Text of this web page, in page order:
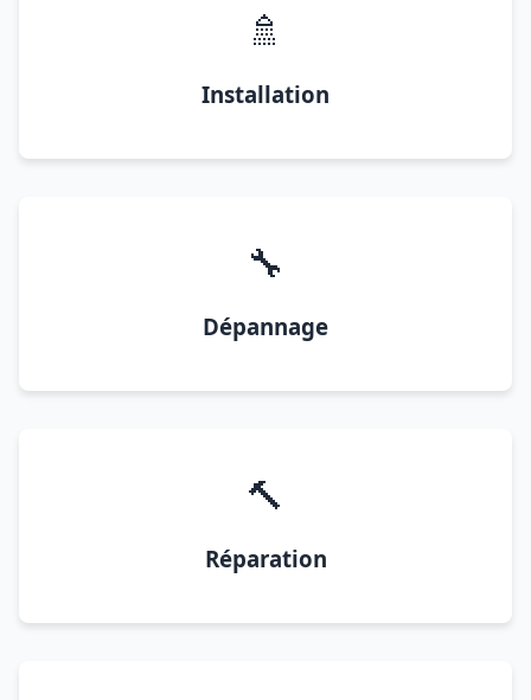
🚿
Installation
🔧
Dépannage
🔨
Réparation